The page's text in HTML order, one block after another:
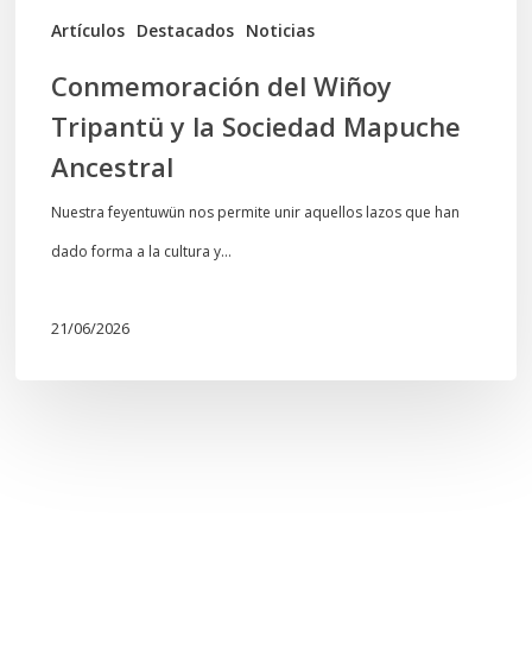
Artículos Destacados Noticias
Conmemoración del Wiñoy
Tripantü y la Sociedad Mapuche
Ancestral
Nuestra feyentuwün nos permite unir aquellos lazos que han
dado forma a la cultura y…
21/06/2026